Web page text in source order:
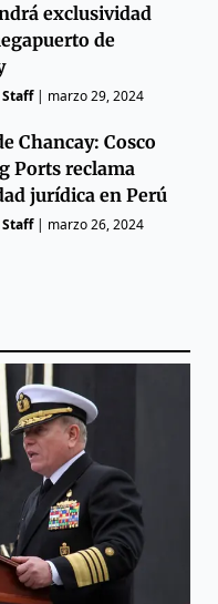
exclusividad
de
Staff| marzo 29, 2024
Chancay: Cosco
Ports reclama
jurídica en Perú
Staff| marzo 26, 2024